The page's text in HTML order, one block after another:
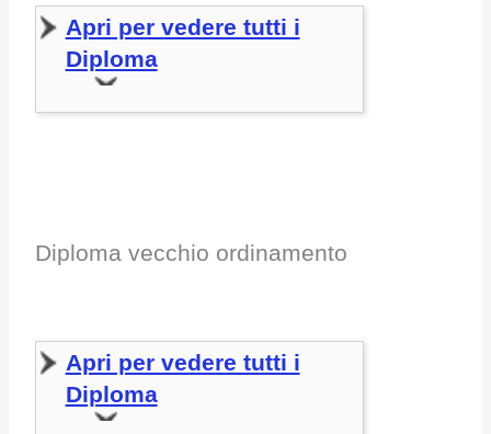
Apri per vedere tutti i
Diploma
Diploma vecchio ordinamento
Apri per vedere tutti i
Diploma